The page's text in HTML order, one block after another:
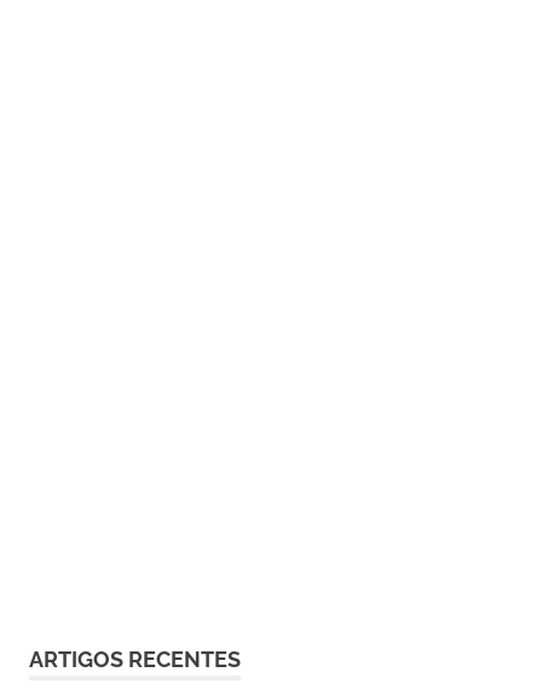
ARTIGOS RECENTES